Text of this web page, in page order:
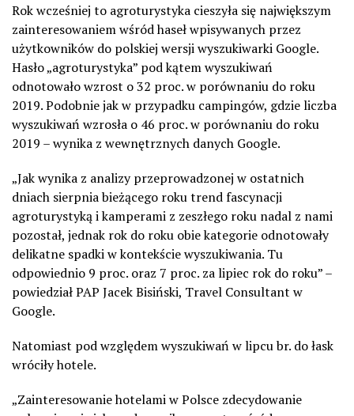
Rok wcześniej to agroturystyka cieszyła się największym
zainteresowaniem wśród haseł wpisywanych przez
użytkowników do polskiej wersji wyszukiwarki Google.
Hasło „agroturystyka” pod kątem wyszukiwań
odnotowało wzrost o 32 proc. w porównaniu do roku
2019. Podobnie jak w przypadku campingów, gdzie liczba
wyszukiwań wzrosła o 46 proc. w porównaniu do roku
2019 – wynika z wewnętrznych danych Google.
„Jak wynika z analizy przeprowadzonej w ostatnich
dniach sierpnia bieżącego roku trend fascynacji
agroturystyką i kamperami z zeszłego roku nadal z nami
pozostał, jednak rok do roku obie kategorie odnotowały
delikatne spadki w kontekście wyszukiwania. Tu
odpowiednio 9 proc. oraz 7 proc. za lipiec rok do roku” –
powiedział PAP Jacek Bisiński, Travel Consultant w
Google.
Natomiast pod względem wyszukiwań w lipcu br. do łask
wróciły hotele.
„Zainteresowanie hotelami w Polsce zdecydowanie